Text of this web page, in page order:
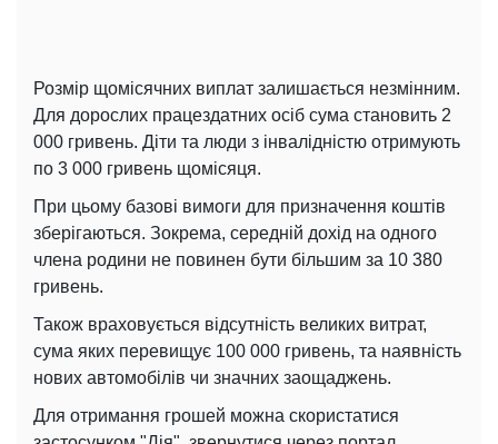
Розмір щомісячних виплат залишається незмінним.
Для дорослих працездатних осіб сума становить 2
000 гривень. Діти та люди з інвалідністю отримують
по 3 000 гривень щомісяця.
При цьому базові вимоги для призначення коштів
зберігаються. Зокрема, середній дохід на одного
члена родини не повинен бути більшим за 10 380
гривень.
Також враховується відсутність великих витрат,
сума яких перевищує 100 000 гривень, та наявність
нових автомобілів чи значних заощаджень.
Для отримання грошей можна скористатися